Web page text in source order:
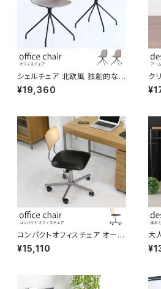
シェルチェア 北欧風 独創的な
背面デザイン くすみカラー 疲れ
にくい設計 オフィス空間 カフェ
¥19,360
ク
ス
ス
パ
ク
レ
コンパクトオフィスチェア オーク
材背もたれ 座面高さ43-57cm
シンプル 落ち着いたデザイン 高
¥15,110
大
お
使